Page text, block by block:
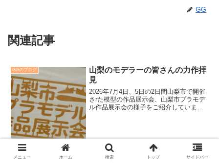
GG
関連記事
GGのブログ
山梨のモデラーの皆さんの力作拝
見
2026年7月4日、5日の2日間山梨市で開催
さrた模型の作品展示会、山梨市プラモデ
ル作品展示会の様子をご紹介していま
メニュー ホーム 検索 トップ サイドバー